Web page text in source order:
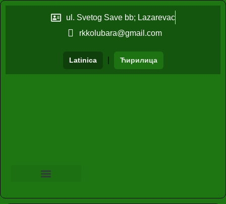
ul. Svetog Save bb; Lazarevac
rkkolubara@gmail.com
Latinica Ћирилица